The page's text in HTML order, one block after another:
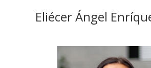
Eliécer Ángel